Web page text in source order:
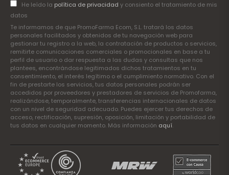
He leído la política de privacidad y consiento el tratamiento de mis
datos
Te informamos de que PromoFarma Ecom, S.L. tratará los datos
personales facilitados y obtenidos de tu navegación web para
gestionar tu registro a la web, la contratación de productos o servicios,
remitirte comunicaciones comerciales o promocionales en base a tu
perfil de usuario o dar respuesta a las dudas y consultas que nos
plantees, encontrándose legitimados dichos tratamientos en tu
consentimiento, el interés legítimo o el cumplimiento normativo. Con el
fin de prestarte los servicios, tus datos personales podrán ser
accedidos por proveedores y prestadores de servicios de Promofarma,
realizándose, temporalmente, transferencias internacionales de datos
con un nivel de seguridad adecuado. Puedes ejercer tus derechos de
acceso, rectificación, supresión, oposición, limitación y portabilidad de
tus datos en cualquier momento. Más información aquí.